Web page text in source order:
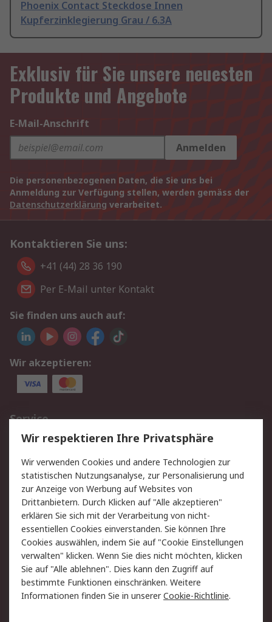
Phoenix Contact Steckdose Innen
Kupferzinklegierung Grau / 6.3A
Exklusiv für Sie unsere neuesten
Produkte und Angebote
E-Mail-Anschrift
Anmelden
Die personenbezogenen Daten, die Sie uns bei
Anmeldung zur Verfügung stellen, werden gemäss der
Datenschutzerklärung verarbeitet.
Kontaktieren Sie uns:
+41 (44) 28 36 190
Per E-Mail unter Kontakt
Sie finden uns auch auf:
Wir akzeptieren:
Service
Value Added Services
Lieferlösungen
Rücksendungen
Kontakt
Hilfe
Rechtliches
AGB
Datenschutz
Cookie-Richtlinie
Zahlungsbedingungen
Copyright/Impressum
Über RS
Wir respektieren Ihre Privatsphäre
Wir verwenden Cookies und andere Technologien zur
statistischen Nutzungsanalyse, zur Personalisierung und
zur Anzeige von Werbung auf Websites von
Drittanbietern. Durch Klicken auf "Alle akzeptieren"
erklären Sie sich mit der Verarbeitung von nicht-
essentiellen Cookies einverstanden. Sie können Ihre
Cookies auswählen, indem Sie auf "Cookie Einstellungen
verwalten" klicken. Wenn Sie dies nicht möchten, klicken
Sie auf "Alle ablehnen". Dies kann den Zugriff auf
bestimmte Funktionen einschränken. Weitere
Informationen finden Sie in unsererCookie-Richtlinie.